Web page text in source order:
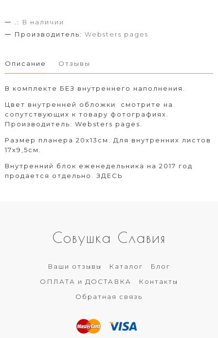
.:
В наличии
Производитель: Websters pages
Описание Отзывы
В комплекте БЕЗ внутреннего наполнения.
Цвет внутренней обложки смотрите на
сопутствующих к товару фотографиях.
Производитель: Websters pages.
Размер планера 20х13см. Для внутренних листов
17х9,5см.
Внутренний блок еженедельника на 2017 год
продается отдельно. ЗДЕСЬ
Совушка Славия
Ваши отзывы Каталог
Блог
ОПЛАТА и ДОСТАВКА
Контакты
Обратная связь